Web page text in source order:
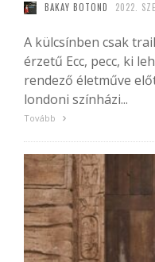
BAKAY BOTOND 2022.
A külcsínben csak
érzetű Ecc, pecc, ki
rendező életműve
londoni színházi...
Tovább